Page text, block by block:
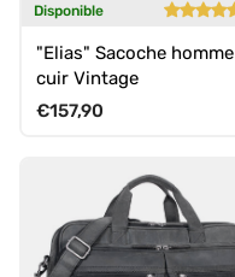
Disponible
"Elias" Sacoche homme
cuir Vintage
Prix habituel
€157,90